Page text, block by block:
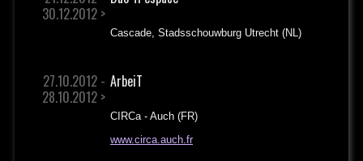
30.12.2012 >
Cascade, Stadsschouwburg Utrecht (NL)
27.10.2012 -
28.10.2012 >
ArbeiT
CIRCa - Auch (FR)
www.circa.auch.fr